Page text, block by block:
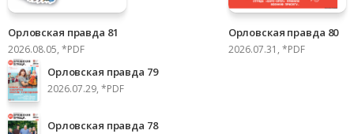
Орловская правда 81
2026.08.05, *PDF
Орловская правда 80
2026.07.31, *PDF
Орловская правда 79
2026.07.29, *PDF
Орловская правда 78